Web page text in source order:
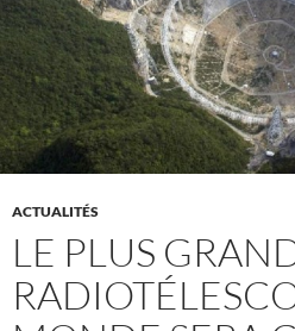
ACTUALITÉS
LE PLUS